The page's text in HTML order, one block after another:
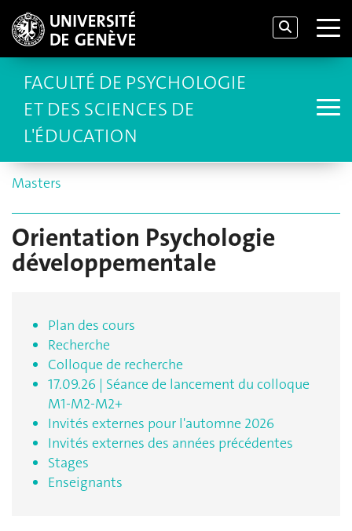
FACULTÉ DE PSYCHOLOGIE
ET DES SCIENCES DE
L'ÉDUCATION
Masters
Orientation Psychologie
développementale
Plan des cours
Recherche
Colloque de recherche
17.09.26 | Séance de lancement du colloque
M1-M2-M2+
Invités externes pour l'automne 2026
Invités externes des années précédentes
Stages
Enseignants